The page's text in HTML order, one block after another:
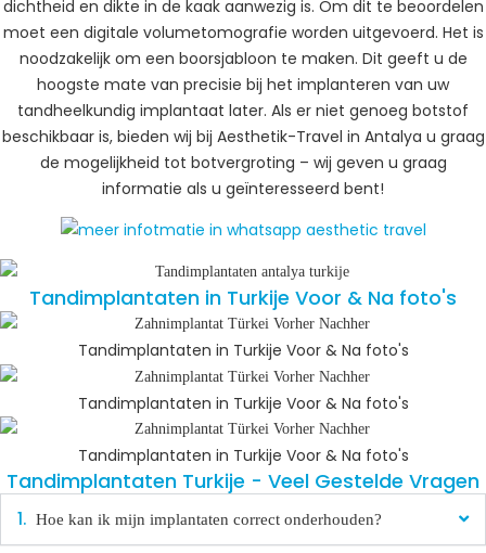
dichtheid en dikte in de kaak aanwezig is. Om dit te beoordelen
moet een digitale volumetomografie worden uitgevoerd. Het is
noodzakelijk om een boorsjabloon te maken. Dit geeft u de
hoogste mate van precisie bij het implanteren van uw
tandheelkundig implantaat later. Als er niet genoeg botstof
beschikbaar is, bieden wij bij Aesthetik-Travel in Antalya u graag
de mogelijkheid tot botvergroting – wij geven u graag
informatie als u geïnteresseerd bent!
Tandimplantaten in Turkije Voor & Na foto's
Tandimplantaten in Turkije Voor & Na foto's
Tandimplantaten in Turkije Voor & Na foto's
Tandimplantaten in Turkije Voor & Na foto's
Tandimplantaten Turkije - Veel Gestelde Vragen​
Hoe kan ik mijn implantaten correct onderhouden?